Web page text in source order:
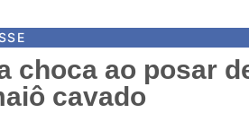
choca ao posar
cavado